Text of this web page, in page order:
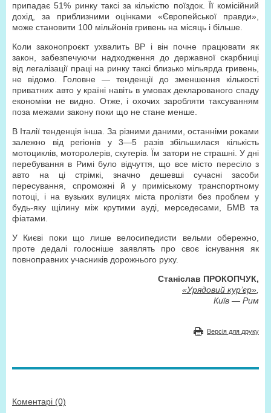
припадає 51% ринку таксі за кількістю поїздок. Її комісійний
дохід, за приблизними оцінками «Європейської правди»,
може становити 100 мільйонів гривень на місяць і більше.
Коли законопроєкт ухвалить ВР і він почне працювати як
закон, забезпечуючи надходження до державної скарбниці
від легалізації праці на ринку таксі близько мільярда гривень,
не відомо. Головне — тенденції до зменшення кількості
приватних авто у країні навіть в умовах декларованого спаду
економіки не видно. Отже, і охочих заробляти таксуванням
поза межами закону поки що не стане менше.
В Італії тенденція інша. За різними даними, останніми роками
залежно від регіонів у 3—5 разів збільшилася кількість
мотоциклів, моторолерів, скутерів. Їм затори не страшні. У дні
перебування в Римі було відчуття, що все місто пересіло з
авто на ці стрімкі, значно дешевші сучасні засоби
пересування, спроможні й у приміському транспортному
потоці, і на вузьких вулицях міста пролізти без проблем у
будь-яку щілину між крутими ауді, мерседесами, БМВ та
фіатами.
У Києві поки що лише велосипедисти вельми обережно,
проте дедалі голосніше заявлять про своє існування як
повноправних учасників дорожнього руху.
Станіслав ПРОКОПЧУК,
«Урядовий кур’єр»
Київ — Рим
Версія для друку
Коментарі (0)